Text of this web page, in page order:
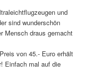
und
sind wunderschön
Mensch draus gemacht
von 45.- Euro erhält
Einfach mal auf die